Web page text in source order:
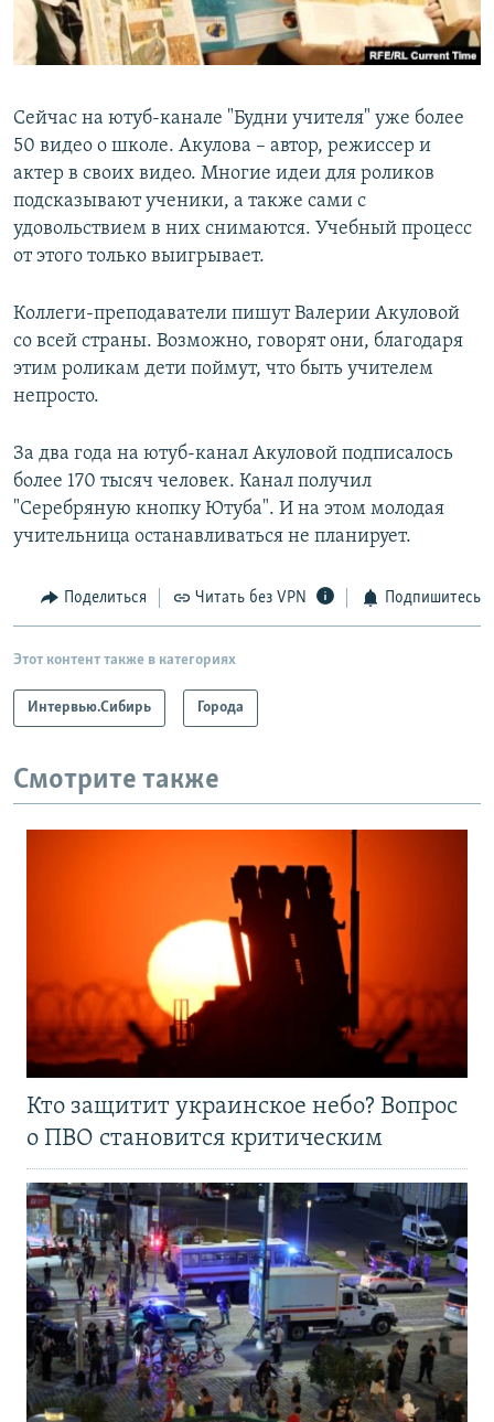
Сейчас на ютуб-канале "Будни учителя" уже более
50 видео о школе. Акулова – автор, режиссер и
актер в своих видео. Многие идеи для роликов
подсказывают ученики, а также сами с
удовольствием в них снимаются. Учебный процесс
от этого только выигрывает.
Коллеги-преподаватели пишут Валерии Акуловой
со всей страны. Возможно, говорят они, благодаря
этим роликам дети поймут, что быть учителем
непросто.
За два года на ютуб-канал Акуловой подписалось
более 170 тысяч человек. Канал получил
"Серебряную кнопку Ютуба". И на этом молодая
учительница останавливаться не планирует.
Поделиться Читать без VPN Подпишитесь
Этот контент также в категориях
Интервью.Сибирь Города
Смотрите также
Кто защитит украинское небо? Вопрос
о ПВО становится критическим